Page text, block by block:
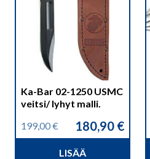
Ka-Bar 02-1250 USMC
veitsi/ lyhyt malli.
199,00€
Alkuperäinen
hinta
180,90 €
Nykyinen
hinta
LISÄÄ